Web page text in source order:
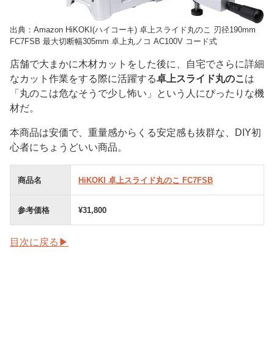
出典：Amazon HiKOKI(ハイコーキ) 卓上スライド丸のこ 刃径190mm
FC7FSB 最大切断幅305mm 卓上丸ノコ AC100V コード式
店舗で大まかに木材カットをした後に、自宅でさらに詳細
なカット作業をする際に活躍する卓上スライド丸のこ は
「丸のこは危なそうで少し怖い」という人にぴったりな機
材だ。
本商品は安価で、重量感からくる安定感も抜群な、DIY初
心者にちょうどいい商品。
商品名 HiKOKI 卓上スライド丸のこ FC7FSB
参考価格 ¥31,800
目次に戻る▶